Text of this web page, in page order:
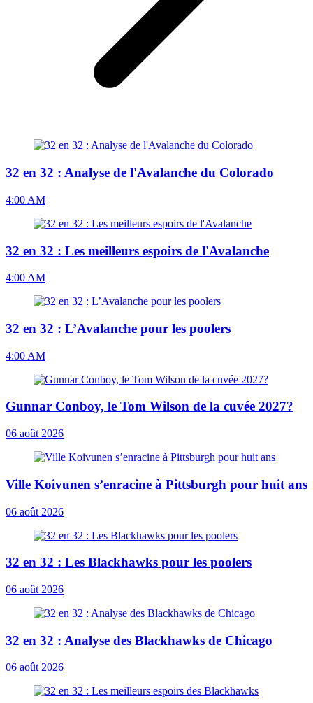
32 en 32 : Analyse de l'Avalanche du Colorado
4:00 AM
32 en 32 : Les meilleurs espoirs de l'Avalanche
4:00 AM
32 en 32 : L’Avalanche pour les poolers
4:00 AM
Gunnar Conboy, le Tom Wilson de la cuvée 2027?
06 août 2026
Ville Koivunen s’enracine à Pittsburgh pour huit ans
06 août 2026
32 en 32 : Les Blackhawks pour les poolers
06 août 2026
32 en 32 : Analyse des Blackhawks de Chicago
06 août 2026